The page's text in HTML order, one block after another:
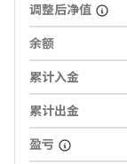
调整后净值
余额
累计入金
累计出金
盈亏